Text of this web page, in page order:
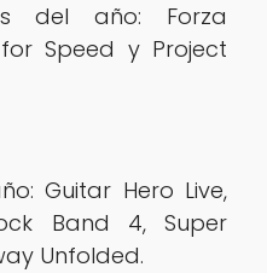
del año: Forza
Speed y Project
Guitar Hero Live,
Band 4, Super
Unfolded.